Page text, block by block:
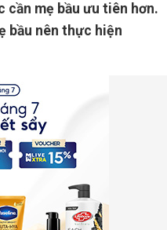
cần mẹ bầu ưu tiên hơn.
bầu nên thực hiện